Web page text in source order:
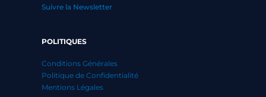
Suivre la Newsletter
POLITIQUES
Conditions Générales
Politique de Confidentialité
Mentions Légales